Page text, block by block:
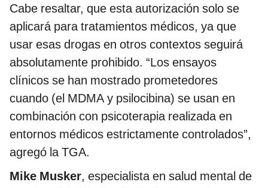
Cabe resaltar, que esta autorización solo se
aplicará para tratamientos médicos, ya que
usar esas drogas en otros contextos seguirá
absolutamente prohibido. “Los ensayos
clínicos se han mostrado prometedores
cuando (el MDMA y psilocibina) se usan en
combinación con psicoterapia realizada en
entornos médicos estrictamente controlados”,
agregó la TGA.
Mike Musker, especialista en salud mental de